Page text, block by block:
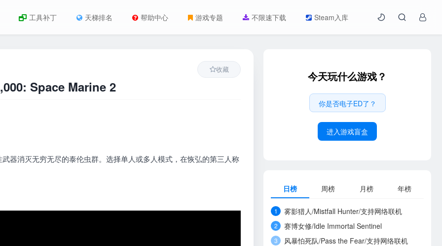
工具补丁 天梯排名 帮助中心 游戏专题 不限速下载 Steam入库
Space Marine 2
收藏
器消灭无穷无尽的泰伦虫群。选择单人或多人模式，在恢弘的第三人称
今天玩什么游戏？
你是否电子ED了？
进入游戏盲盒
日榜 周榜 月榜 年榜
1 雾影猎人/Mistfall Hunter/支持网络联机
2 赛博女修/Idle Immortal Sentinel
3 风暴怕死队/Pass the Fear/支持网络联机